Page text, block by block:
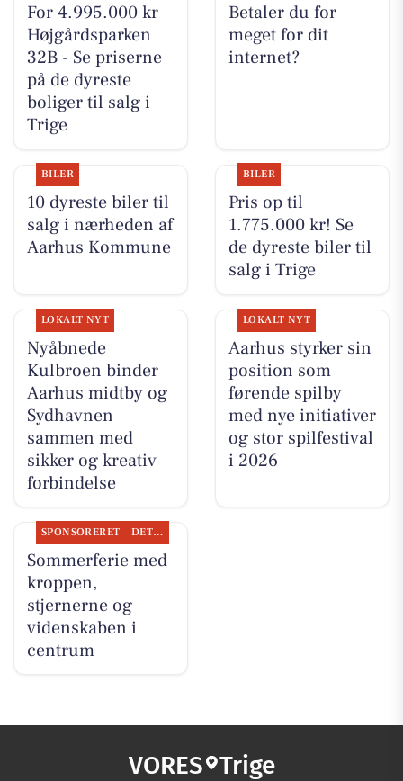
For 4.995.000 kr
Højgårdsparken
32B - Se priserne
på de dyreste
boliger til salg i
Trige
Betaler du for
meget for dit
internet?
BILER
10 dyreste biler til
salg i nærheden af
Aarhus Kommune
BILER
Pris op til
1.775.000 kr! Se
de dyreste biler til
salg i Trige
LOKALT NYT
Nyåbnede
Kulbroen binder
Aarhus midtby og
Sydhavnen
sammen med
sikker og kreativ
forbindelse
LOKALT NYT
Aarhus styrker sin
position som
førende spilby
med nye initiativer
og stor spilfestival
i 2026
SPONSORERET DET SKER
Sommerferie med
kroppen,
stjernerne og
videnskaben i
centrum
VORES Trige